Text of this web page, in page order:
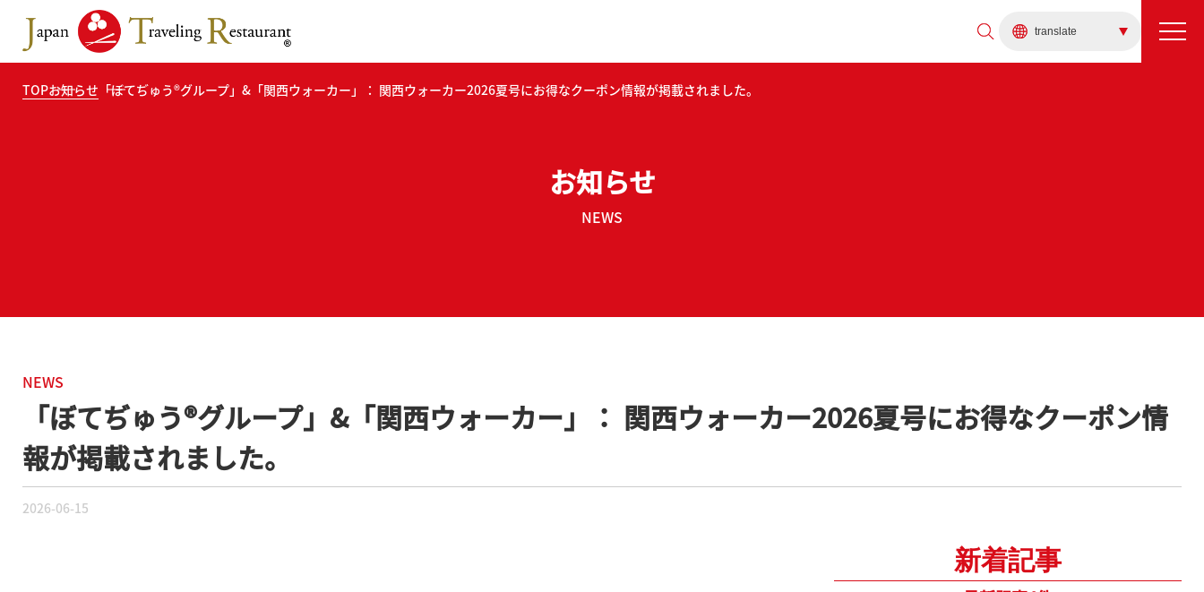
TOPお知らせ 「ぼてぢゅう®グループ」&「関西ウォーカー」： 関西ウォーカー2026夏号にお得なクーポン情報が掲載されました。
お知らせ
NEWS
NEWS
「ぼてぢゅう®グループ」&「関西ウォーカー」： 関西ウォーカー2026夏号にお得なクーポン情
報が掲載されました。
2026-06-15
新着記事